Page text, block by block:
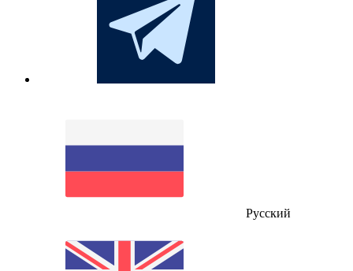
Русский